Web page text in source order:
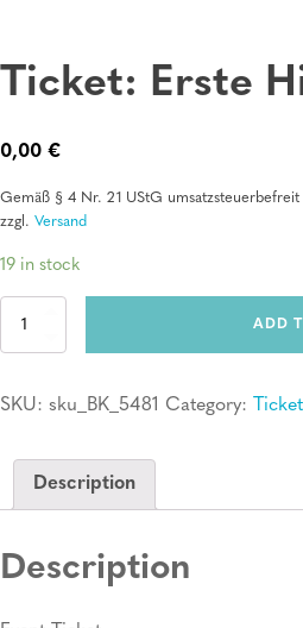
Ticket: Erste
0,00 €
Gemäß § 4 Nr. 21 UStG umsatzsteuerbefreit
zzgl. Versand
19 in stock
Ticket:
quantity
ADD
SKU: sku_BK_5481 Category: Ticket
Description
Description